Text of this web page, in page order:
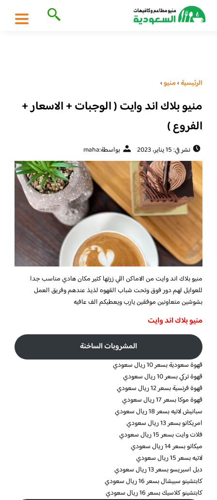
الرئيسية›منيو›
منيو بلاك اند وايت ( الوجبات + الاسعار +
الفروع )
نشر في: 15 يناير، 2023 بواسطة:maha
منيو بلاك اند وايت من الاماكن اللي زرتها كثير مكان هادي مناسب جدا
للعوايل لهم دور فوق وتحت شباب القهوه لذيذ عندهم وفريق العمل
بشوشين متعاونين موفقين يارب ويعطيكم الف عافيه
منيو بلاك اند وايت
المشروبات الساخنة
قهوة سعودية بسعر 10 ريال سعودي
قهوة تركي بسعر 10 ريال سعودي
قهوة فرنسية بسعر 12 ريال سعودي
قهوة موكا بسعر 17 ريال سعودي
سبانيش لاتيه بسعر 18 ريال سعودي
امريكانو بسعر 13 ريال سعودي
فلات وايت بسعر 15 ريال سعودي
ميكاتو بسعر 14 ريال سعودي
لاتيه بسعر 15 ريال سعودي
دبل اسبريسو بسعر 13 ريال سعودي
كابتشينو سبيشال بسعر 16 ريال سعودي
كابتشينو كلاسيك بسعر 16 ريال سعودي